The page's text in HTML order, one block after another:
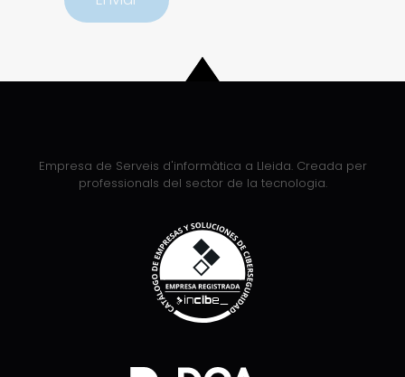
Empresa de Serveis d'informàtica a Lleida. Creada per
professionals del sector de la tecnologia.